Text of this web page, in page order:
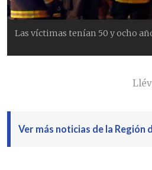
Las víctimas tenían 50 y ocho
Ver más noticias de la Región